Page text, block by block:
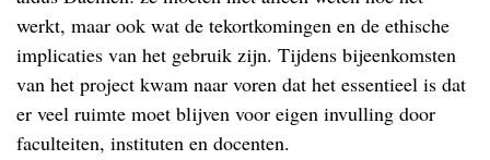
werkt, maar ook wat de tekortkomingen en de ethische
implicaties van het gebruik zijn. Tijdens bijeenkomsten
van het project kwam naar voren dat het essentieel is dat
er veel ruimte moet blijven voor eigen invulling door
faculteiten, instituten en docenten.